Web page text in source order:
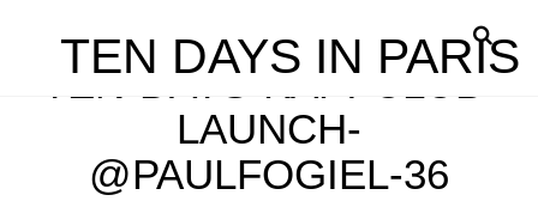
TEN DAYS IN PARIS
TEN-DAYS-KAPI-CLUB-
LAUNCH-
@PAULFOGIEL-36